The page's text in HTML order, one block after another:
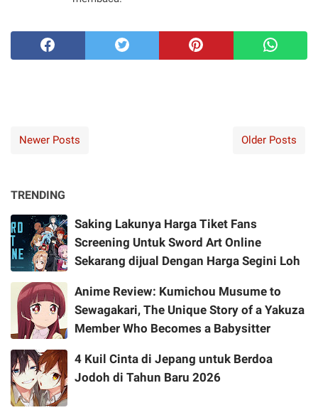
Newer Posts Older Posts
TRENDING
Saking Lakunya Harga Tiket Fans
Screening Untuk Sword Art Online
Sekarang dijual Dengan Harga Segini Loh
Anime Review: Kumichou Musume to
Sewagakari, The Unique Story of a Yakuza
Member Who Becomes a Babysitter
4 Kuil Cinta di Jepang untuk Berdoa
Jodoh di Tahun Baru 2026